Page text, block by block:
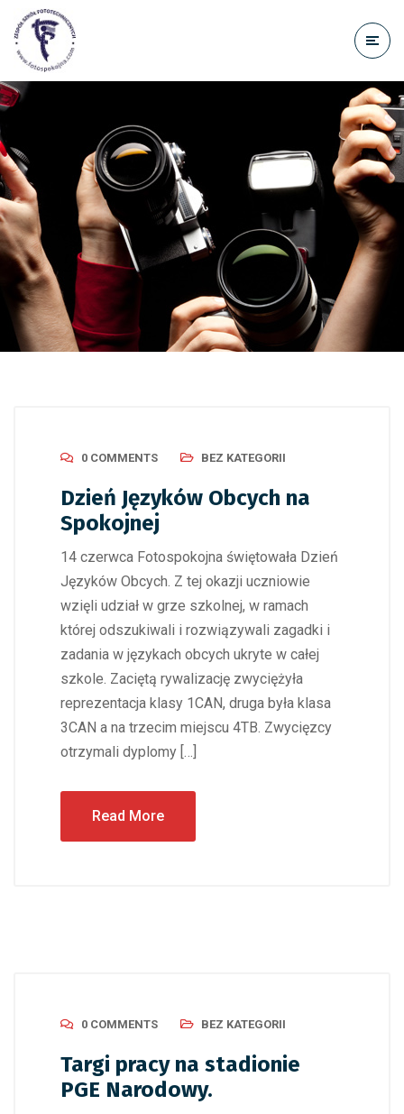
treści
0 COMMENTS BEZ KATEGORII
Dzień Języków Obcych na
Spokojnej
14 czerwca Fotospokojna świętowała Dzień
Języków Obcych. Z tej okazji uczniowie
wzięli udział w grze szkolnej, w ramach
której odszukiwali i rozwiązywali zagadki i
zadania w językach obcych ukryte w całej
szkole. Zaciętą rywalizację zwyciężyła
reprezentacja klasy 1CAN, druga była klasa
3CAN a na trzecim miejscu 4TB. Zwycięzcy
otrzymali dyplomy […]
Read More
0 COMMENTS BEZ KATEGORII
Targi pracy na stadionie
PGE Narodowy.